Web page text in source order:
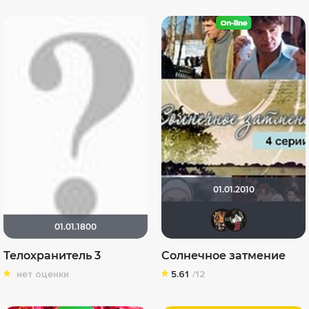
01.01.1800
Телохранитель 3
нет оценки
01.01.2010
Солнечное затмение
5.61 /12